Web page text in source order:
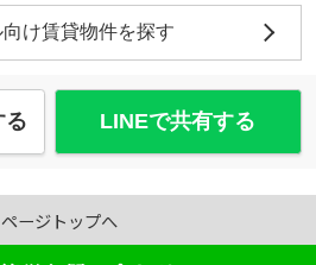
け賃貸物件を探す
る LINEで共有する
ページトップへ